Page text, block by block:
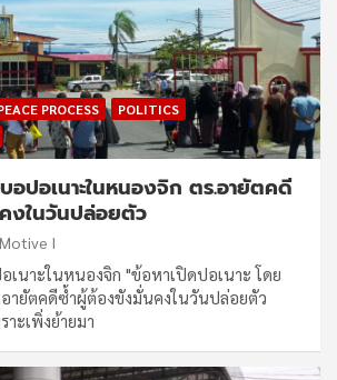
PROCESS
POLITICS
อปอเนาะในหนองจิก ตร.อายัตคดี
งในวันปล่อยตัว
I
เนาะในหนองจิก "ข้อหาเปิดปอเนาะ โดย
ายัตคดีซ้ำผู้ต้องขังมั่นคงในวันปล่อยตัว
าะเพิ่งย้ายมา